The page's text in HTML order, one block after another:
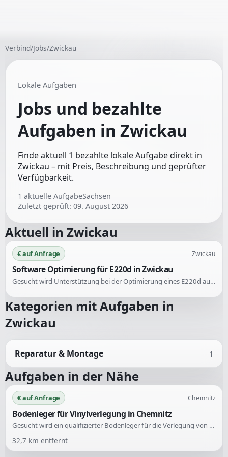
Verbind/Jobs/Zwickau
Lokale Aufgaben
Jobs und bezahlte
Aufgaben in Zwickau
Finde aktuell 1 bezahlte lokale Aufgabe direkt in
Zwickau – mit Preis, Beschreibung und geprüfter
Verfügbarkeit.
1 aktuelle AufgabeSachsen
Zuletzt geprüft: 09. August 2026
Aktuell in Zwickau
€ auf Anfrage Zwickau
Software Optimierung für E220d in Zwickau
Gesucht wird Unterstützung bei der Optimierung eines E220d aus dem Jahr 2016. Angeboten werden sollen Vorschläge für die Softwareanpassung des Fahrzeugs.
Kategorien mit Aufgaben in
Zwickau
Reparatur & Montage 1
Aufgaben in der Nähe
€ auf Anfrage Chemnitz
Bodenleger für Vinylverlegung in Chemnitz
Gesucht wird ein qualifizierter Bodenleger für die Verlegung von Vinylboden im Fischgrätmuster in einer Dachgeschosswohnung in Chemnitz. Die Grundfläche beträgt 72 Quadratmeter, verteilt auf 3 Zimmer, Diele und Bad. Alle nötigen Materialien sind bereits vor Ort.
32,7 km entfernt